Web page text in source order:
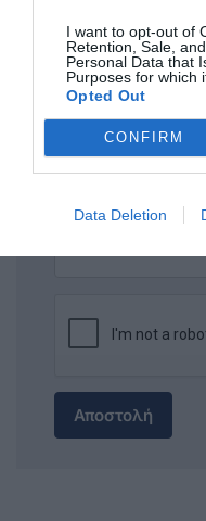
I want to opt-out of
Retention, Sale,
Personal Data that
Purposes for which
Opted Out
CONFIRM
Data Deletion
ΣΧΟΛΙΟ
Αποστολή